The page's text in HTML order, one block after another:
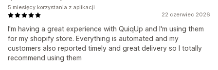
22 czerwiec 2026
I'm having a great experience with QuiqUp and I'm using them
for my shopify store. Everything is automated and my
customers also reported timely and great delivery so I totally
recommend using them
5 miesięcy korzystania z aplikacji